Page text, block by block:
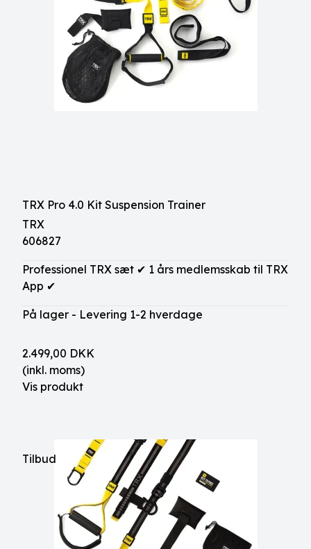
TRX Pro 4.0 Kit Suspension Trainer
TRX
606827
Professionel TRX sæt ✔ 1 års medlemsskab til TRX
App ✔
På lager - Levering 1-2 hverdage
2.499,00 DKK
(inkl. moms)
Vis produkt
Tilbud